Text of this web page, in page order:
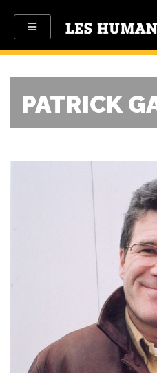
PATRICK